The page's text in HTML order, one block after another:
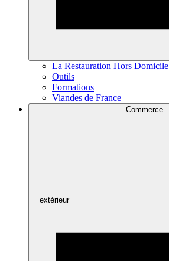
La Restauration Hors Domicile
Outils
Formations
Viandes de France
Commerce
extérieur